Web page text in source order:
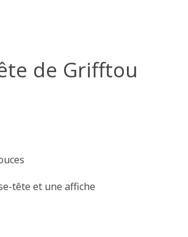
de Grifftou
tête et une affiche